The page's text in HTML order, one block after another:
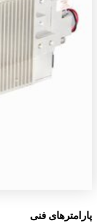
پارامترهای فنی